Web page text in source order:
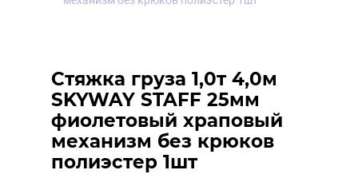
Стяжка груза 1,0т 4,0м
SKYWAY STAFF 25мм
фиолетовый храповый
механизм без крюков
полиэстер 1шт